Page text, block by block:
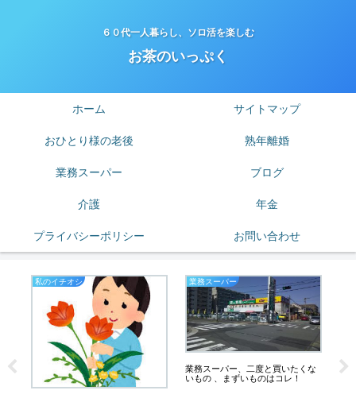
６０代一人暮らし、ソロ活を楽しむ
お茶のいっぷく
ホーム サイトマップ
おひとり様の老後 熟年離婚
業務スーパー ブログ
介護 年金
プライバシーポリシー お問い合わせ
私のイチオシ 業務スーパー
業務スーパー、二度と買いたくな
いもの 、まずいものはコレ！
消